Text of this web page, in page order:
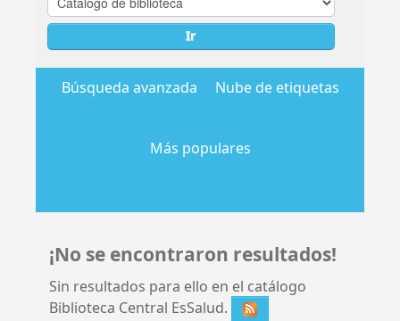
Ir
Búsqueda avanzada Nube de etiquetas
Más populares
¡No se encontraron resultados!
Sin resultados para ello en el catálogo
Biblioteca Central EsSalud.